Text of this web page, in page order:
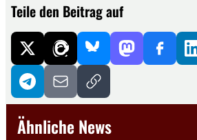
Teile den Beitrag auf
Ähnliche News